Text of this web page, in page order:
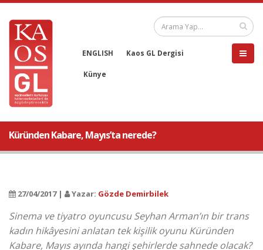
ENGLISH Kaos GL Dergisi
Künye
Küründen Kabare, Mayıs’ta nerede?
27/04/2017 | Yazar: Gözde Demirbilek
Sinema ve tiyatro oyuncusu Seyhan Arman’ın bir trans
kadın hikâyesini anlatan tek kişilik oyunu Küründen
Kabare, Mayıs ayında hangi şehirlerde sahnede olacak?